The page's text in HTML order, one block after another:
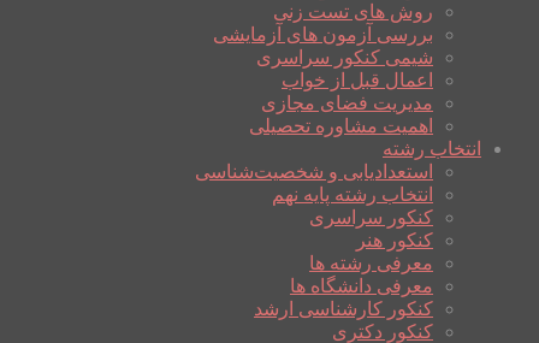
روش های تست زنی
بررسی آزمون های آزمایشی
شیمی کنکور سراسری
اعمال قبل از خواب
مدیریت فضای مجازی
اهمیت مشاوره تحصیلی
انتخاب رشته
استعدادیابی و شخصیت‌شناسی
انتخاب رشته پایه نهم
کنکور سراسری
کنکور هنر
معرفی رشته ها
معرفی دانشگاه ها
کنکور کارشناسی ارشد
کنکور دکتری